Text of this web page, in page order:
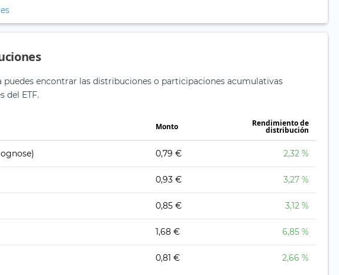
puedes encontrar las distribuciones o participaciones acumulativas
del ETF.
Monto Rendimiento de
distribución
0,79 € 2,32 %
0,93 € 3,27 %
0,85 € 3,12 %
1,68 € 6,85 %
0,81 € 2,66 %